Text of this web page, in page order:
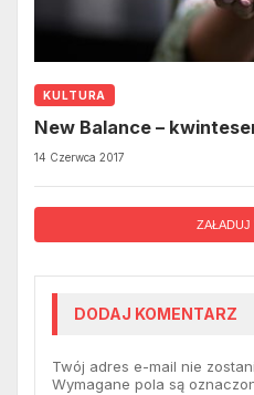
KULTURA
New Balance –
14 Czerwca 2017
ZAŁADUJ
DODAJ KOMENTARZ
Twój adres e-mail nie
Wymagane pola są